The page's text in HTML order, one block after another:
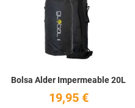
Bolsa Alder Impermeable 20L
19,95 €